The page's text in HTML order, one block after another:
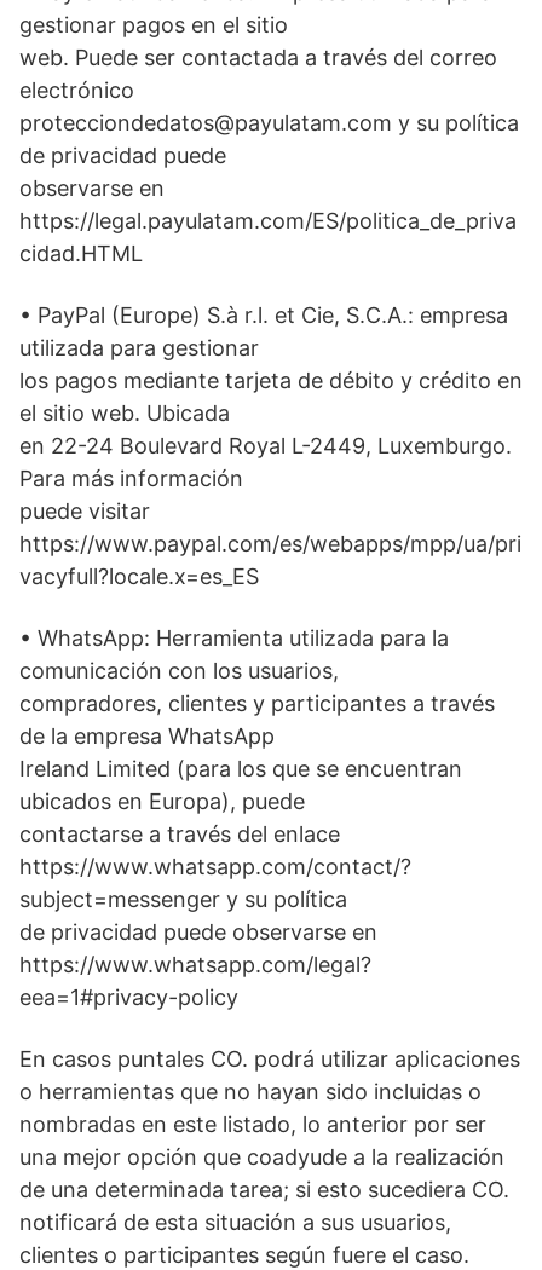
gestionar pagos en el sitio
web. Puede ser contactada a través del correo
electrónico
protecciondedatos@payulatam.com y su política
de privacidad puede
observarse en
https://legal.payulatam.com/ES/politica_de_priva
cidad.HTML
• PayPal (Europe) S.à r.l. et Cie, S.C.A.: empresa
utilizada para gestionar
los pagos mediante tarjeta de débito y crédito en
el sitio web. Ubicada
en 22-24 Boulevard Royal L-2449, Luxemburgo.
Para más información
puede visitar
https://www.paypal.com/es/webapps/mpp/ua/pri
vacyfull?locale.x=es_ES
• WhatsApp: Herramienta utilizada para la
comunicación con los usuarios,
compradores, clientes y participantes a través
de la empresa WhatsApp
Ireland Limited (para los que se encuentran
ubicados en Europa), puede
contactarse a través del enlace
https://www.whatsapp.com/contact/?
subject=messenger y su política
de privacidad puede observarse en
https://www.whatsapp.com/legal?
eea=1#privacy-policy
En casos puntales CO. podrá utilizar aplicaciones
o herramientas que no hayan sido incluidas o
nombradas en este listado, lo anterior por ser
una mejor opción que coadyude a la realización
de una determinada tarea; si esto sucediera CO.
notificará de esta situación a sus usuarios,
clientes o participantes según fuere el caso.